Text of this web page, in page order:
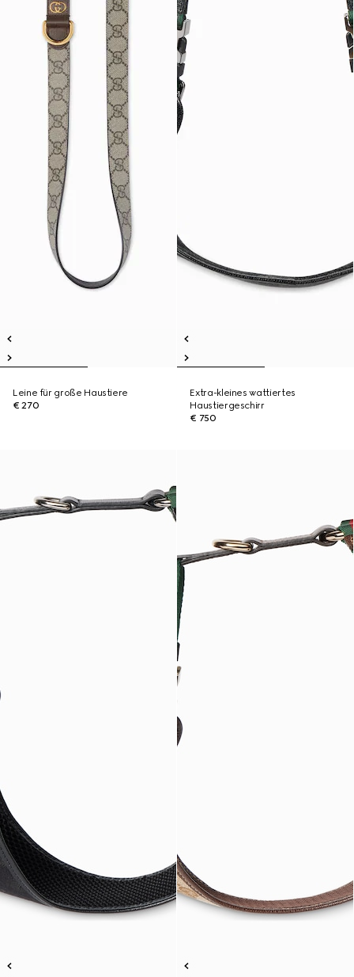
Leine für große Haustiere
€ 270
Extra-kleines wattiertes
Haustiergeschirr
€ 750